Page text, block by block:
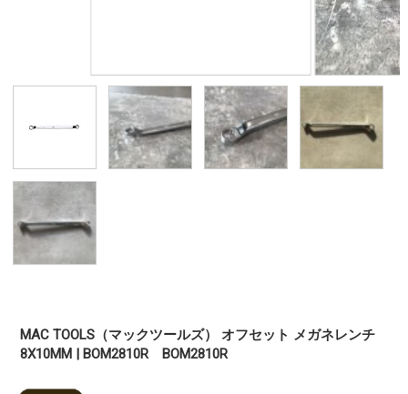
MAC TOOLS（マックツールズ） オフセット メガネレンチ
8X10MM | BOM2810R BOM2810R